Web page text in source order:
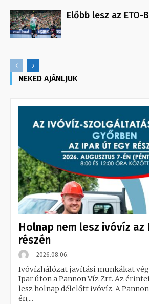
Előbb lesz az ETO-
NEKED AJÁNLJUK
Holnap nem lesz ivóvíz
részén
2026.08.06.
Ivóvízhálózat javítási munkákat
Ipar úton a Pannon Víz Zrt. Az
lesz holnap délelőtt ivóvíz. A
én,...